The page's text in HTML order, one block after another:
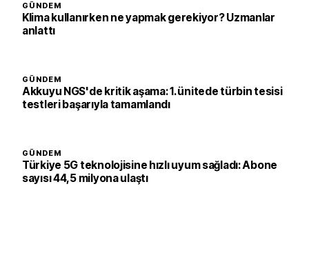
GÜNDEM
Klima kullanırken ne yapmak gerekiyor? Uzmanlar
anlattı
GÜNDEM
Akkuyu NGS'de kritik aşama: 1. ünitede türbin tesisi
testleri başarıyla tamamlandı
GÜNDEM
Türkiye 5G teknolojisine hızlı uyum sağladı: Abone
sayısı 44,5 milyona ulaştı